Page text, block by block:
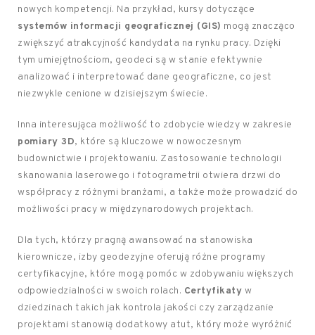
nowych kompetencji. Na przykład, kursy dotyczące
systemów informacji geograficznej (GIS) mogą znacząco
zwiększyć atrakcyjność kandydata na rynku pracy. Dzięki
tym umiejętnościom, geodeci są w stanie efektywnie
analizować i interpretować dane geograficzne, co jest
niezwykle cenione w dzisiejszym świecie.
Inna interesująca możliwość to zdobycie wiedzy w zakresie
pomiary 3D, które są kluczowe w nowoczesnym
budownictwie i projektowaniu. Zastosowanie technologii
skanowania laserowego i fotogrametrii otwiera drzwi do
współpracy z różnymi branżami, a także może prowadzić do
możliwości pracy w międzynarodowych projektach.
Dla tych, którzy pragną awansować na stanowiska
kierownicze, izby geodezyjne oferują różne programy
certyfikacyjne, które mogą pomóc w zdobywaniu większych
odpowiedzialności w swoich rolach. Certyfikaty w
dziedzinach takich jak kontrola jakości czy zarządzanie
projektami stanowią dodatkowy atut, który może wyróżnić